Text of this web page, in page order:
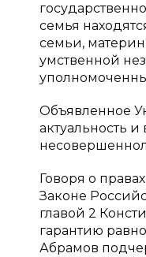
семья
семьи,
умственной
Объявленное
актуальность
Говоря о
Законе
главой 2
гарантию
Абрамов